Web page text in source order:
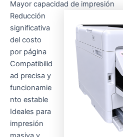
Mayor capacidad de impresión
Reducción
significativa
del costo
por página
Compatibilid
ad precisa y
funcionamie
nto estable
Ideales para
impresión